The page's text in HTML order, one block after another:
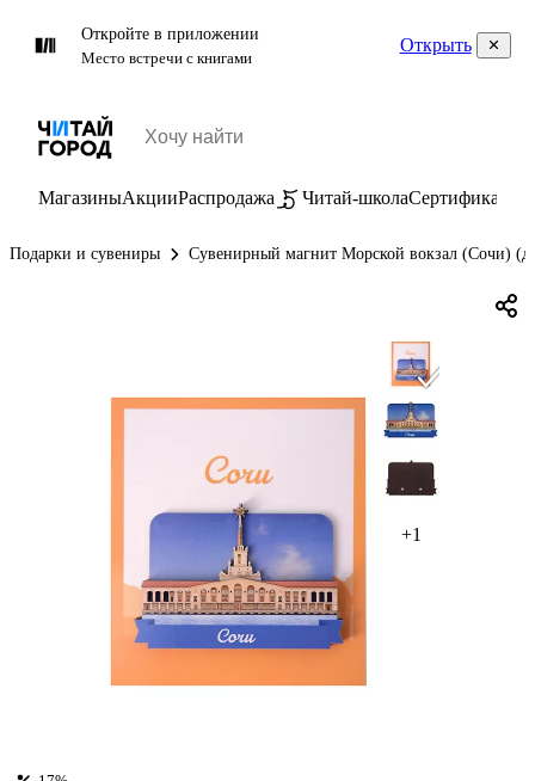
Откройте в приложении
Место встречи с книгами
Открыть
МагазиныАкцииРаспродажа Читай-школаСертификаты
Подарки и сувениры Сувенирный магнит Морской вокзал (Сочи)
+1